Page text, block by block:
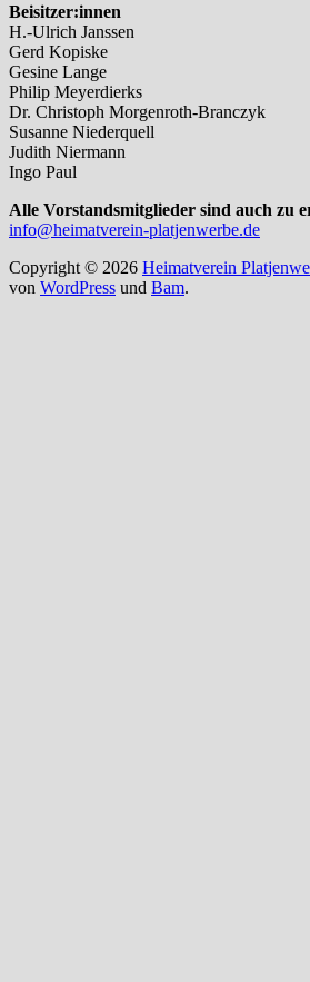
Beisitzer:innen
H.-Ulrich Janssen
Gerd Kopiske
Gesine Lange
Philip Meyerdierks
Dr. Christoph Morgenroth-Branczyk
Susanne Niederquell
Judith Niermann
Ingo Paul
Alle Vorstandsmitglieder sind auch zu
info@heimatverein-platjenwerbe.de
Copyright © 2026 Heimatverein
von WordPress und Bam.